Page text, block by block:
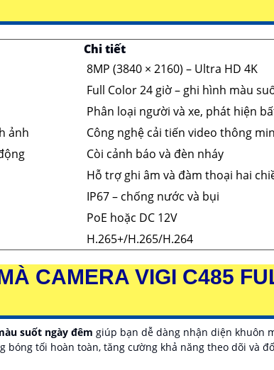
Chi tiết
8MP (3840 × 2160) – Ultra HD 4K
Full Color 24 giờ – ghi hình màu
Phân loại người và xe, phát hiện
ảnh
Công nghệ cải tiến video thông
Còi cảnh báo và đèn nháy
Hỗ trợ ghi âm và đàm thoại hai
IP67 – chống nước và bụi
PoE hoặc DC 12V
H.265+/H.265/H.264
CAMERA VIGI C485
suốt ngày đêm giúp bạn dễ dàng nhận diện khuôn
bóng tối hoàn toàn, tăng cường khả năng theo dõi và